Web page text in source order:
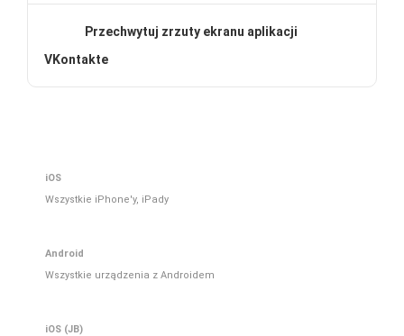
Przechwytuj zrzuty ekranu aplikacji
VKontakte
iOS
Wszystkie iPhone'y, iPady
Android
Wszystkie urządzenia z Androidem
iOS (JB)